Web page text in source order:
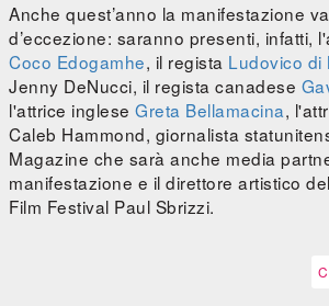
Anche quest’anno la manifestazione
d’eccezione: saranno presenti, infatti,
Coco Edogamhe, il regista Ludovico di
Jenny DeNucci, il regista canadese
l'attrice inglese Greta Bellamacina,
Caleb Hammond, giornalista
Magazine che sarà anche media
manifestazione e il direttore artistico
Film Festival Paul Sbrizzi.